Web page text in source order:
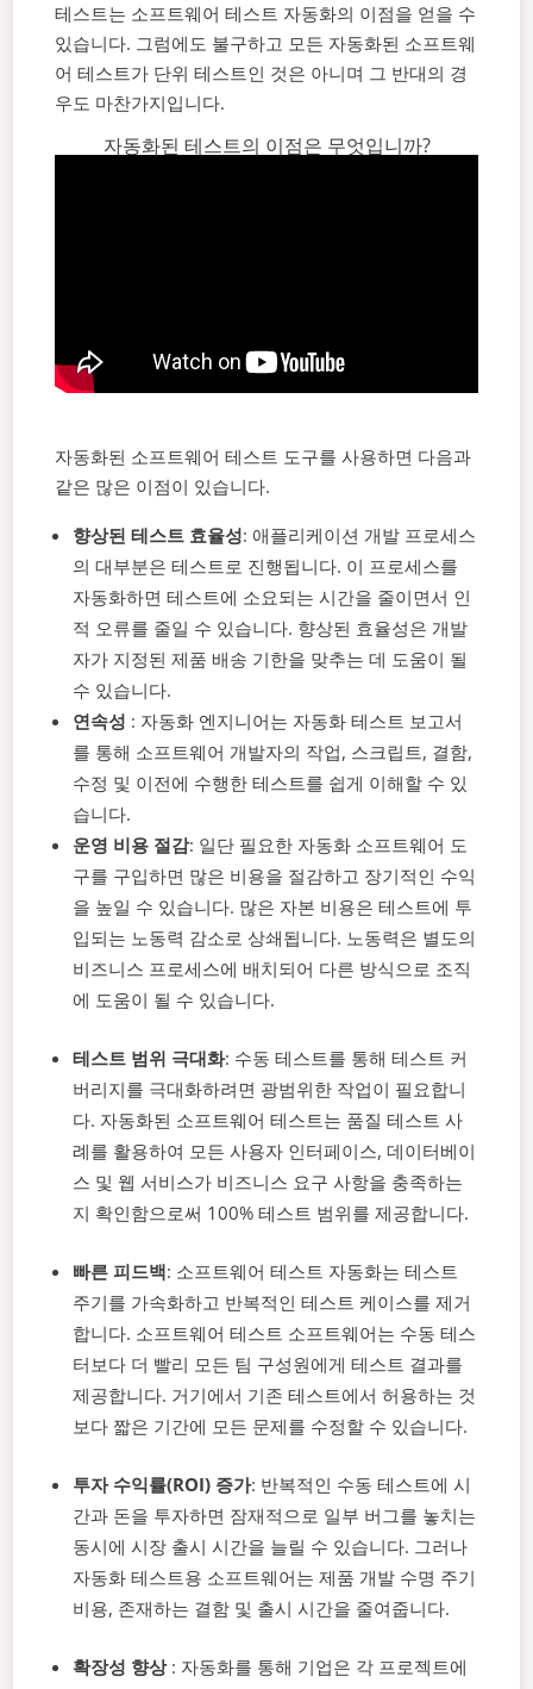
테스트는 소프트웨어 테스트 자동화의 이점을 얻을 수
있습니다. 그럼에도 불구하고 모든 자동화된 소프트웨
어 테스트가 단위 테스트인 것은 아니며 그 반대의 경
우도 마찬가지입니다.
자동화된 테스트의 이점은 무엇입니까?
자동화된 소프트웨어 테스트 도구를 사용하면 다음과
같은 많은 이점이 있습니다.
향상된 테스트 효율성: 애플리케이션 개발 프로세스
의 대부분은 테스트로 진행됩니다. 이 프로세스를
자동화하면 테스트에 소요되는 시간을 줄이면서 인
적 오류를 줄일 수 있습니다. 향상된 효율성은 개발
자가 지정된 제품 배송 기한을 맞추는 데 도움이 될
수 있습니다.
연속성 : 자동화 엔지니어는 자동화 테스트 보고서
를 통해 소프트웨어 개발자의 작업, 스크립트, 결함,
수정 및 이전에 수행한 테스트를 쉽게 이해할 수 있
습니다.
운영 비용 절감: 일단 필요한 자동화 소프트웨어 도
구를 구입하면 많은 비용을 절감하고 장기적인 수익
을 높일 수 있습니다. 많은 자본 비용은 테스트에 투
입되는 노동력 감소로 상쇄됩니다. 노동력은 별도의
비즈니스 프로세스에 배치되어 다른 방식으로 조직
에 도움이 될 수 있습니다.
테스트 범위 극대화: 수동 테스트를 통해 테스트 커
버리지를 극대화하려면 광범위한 작업이 필요합니
다. 자동화된 소프트웨어 테스트는 품질 테스트 사
례를 활용하여 모든 사용자 인터페이스, 데이터베이
스 및 웹 서비스가 비즈니스 요구 사항을 충족하는
지 확인함으로써 100% 테스트 범위를 제공합니다.
빠른 피드백: 소프트웨어 테스트 자동화는 테스트
주기를 가속화하고 반복적인 테스트 케이스를 제거
합니다. 소프트웨어 테스트 소프트웨어는 수동 테스
터보다 더 빨리 모든 팀 구성원에게 테스트 결과를
제공합니다. 거기에서 기존 테스트에서 허용하는 것
보다 짧은 기간에 모든 문제를 수정할 수 있습니다.
투자 수익률(ROI) 증가: 반복적인 수동 테스트에 시
간과 돈을 투자하면 잠재적으로 일부 버그를 놓치는
동시에 시장 출시 시간을 늘릴 수 있습니다. 그러나
자동화 테스트용 소프트웨어는 제품 개발 수명 주기
비용, 존재하는 결함 및 출시 시간을 줄여줍니다.
확장성 향상 : 자동화를 통해 기업은 각 프로젝트에